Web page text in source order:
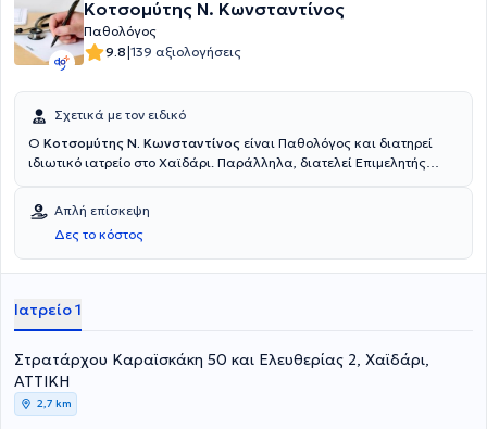
Κοτσομύτης Ν. Κωνσταντίνος
Παθολόγος
9.8|139 αξιολογήσεις
Σχετικά με τον ειδικό
Ο Κοτσομύτης Ν. Κωνσταντίνος είναι Παθολόγος και διατηρεί
ιδιωτικό ιατρείο στο Χαϊδάρι. Παράλληλα, διατελεί Επιμελητής
σχολή του Εθνικού & Καποδιστριακού Πανεπιστημίου Αθηνών και
διαθέτει πολυετή εμπειρία και κατάρτιση.
Απλή επίσκεψη
Δες το κόστος
Ιατρείο 1
Στρατάρχου Καραϊσκάκη 50 και Ελευθερίας 2, Χαϊδάρι,
ΑΤΤΙΚΗ
2,7 km